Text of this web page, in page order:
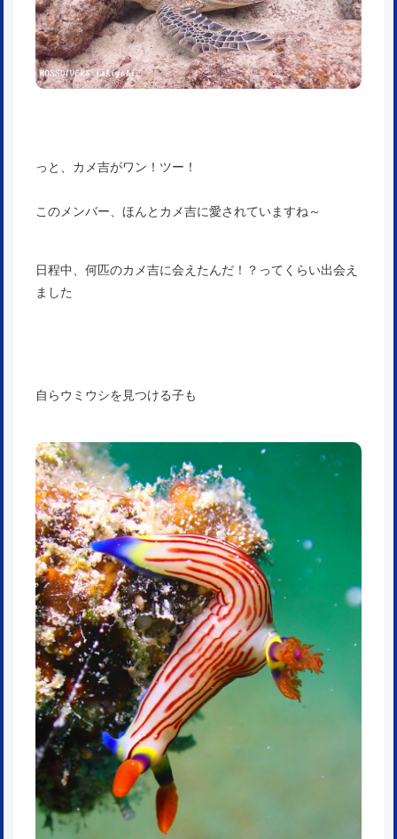
っと、カメ吉がワン！ツー！
このメンバー、ほんとカメ吉に愛されていますね～
日程中、何匹のカメ吉に会えたんだ！？ってくらい出会え
ました
自らウミウシを見つける子も